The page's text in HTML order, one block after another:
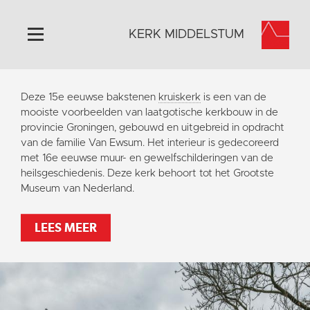
Home
Algemeen
Historie
Omgeving
Het Grootste Museum
Steun ons
KERK MIDDELSTUM
Deze 15e eeuwse bakstenen kruiskerk is een van de
mooiste voorbeelden van laatgotische kerkbouw in de
provincie Groningen, gebouwd en uitgebreid in opdracht
van de familie Van Ewsum. Het interieur is gedecoreerd
met 16e eeuwse muur- en gewelfschilderingen van de
heilsgeschiedenis. Deze kerk behoort tot het Grootste
Museum van Nederland.
LEES MEER